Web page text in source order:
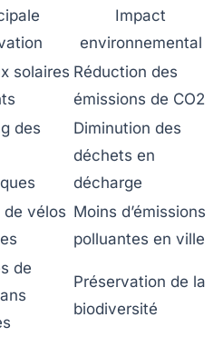
Impact
environnemental
solaires Réduction des
émissions de CO2
des
Diminution des
déchets en
décharge
vélos Moins d’émissions
polluantes en ville
de
Préservation de la
biodiversité